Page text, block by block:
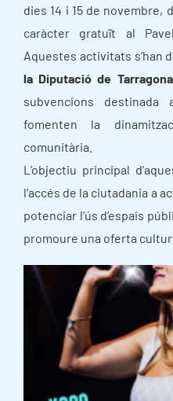
dies 14 i 15 de novembre,
caràcter gratuït al
Aquestes activitats s’han
la Diputació de Tarragona
subvencions
fomenten la
comunitària.
L’objectiu principal
l’accés de la ciutadania a
potenciar l’ús d’espais
promoure una oferta